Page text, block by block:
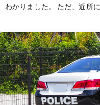
わかりました。 ただ、近所にある火葬場を知りません。 どなた
か、近所にある火葬場を教